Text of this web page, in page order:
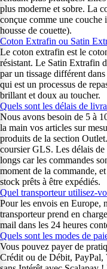
plus moderne et sobre. La
conçue comme une couche
housse de couette).
Coton Extrafin ou Satin
Le coton extrafin est le
résistant. Le Satin Extrafin
par un tissage différent
qui est un processus de
brillant et doux au toucher.
Quels sont les délais de
Nous avons besoin de 5 à
la main vos articles sur
produits de la section
coursier GLS. Les délais
longs car les commandes
moment de la commande,
stock prêts à être expédiés.
Quel transporteur utilisez-
Pour les envois en Europe,
transporteur prend en
mail dans les 24 heures
Quels sont les modes de
Vous pouvez payer de
Crédit ou de Débit, PayPal,